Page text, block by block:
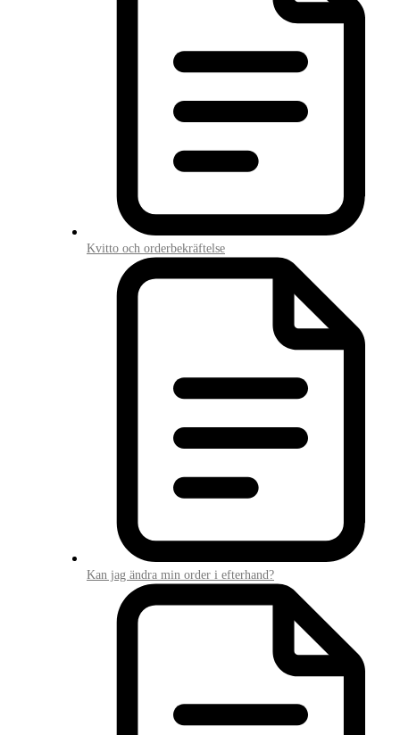
Kvitto och orderbekräftelse
Kan jag ändra min order i efterhand?